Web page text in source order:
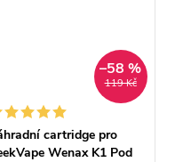
119 Kč
–58 %
cartridge pro
Wenax K1 Pod